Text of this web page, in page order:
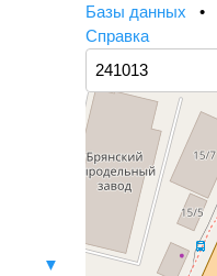
▼
Базы данных •
Справка